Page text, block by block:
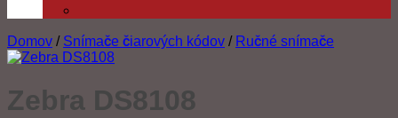
Domov / Snímače čiarových kódov / Ručné snímače
Zebra DS8108